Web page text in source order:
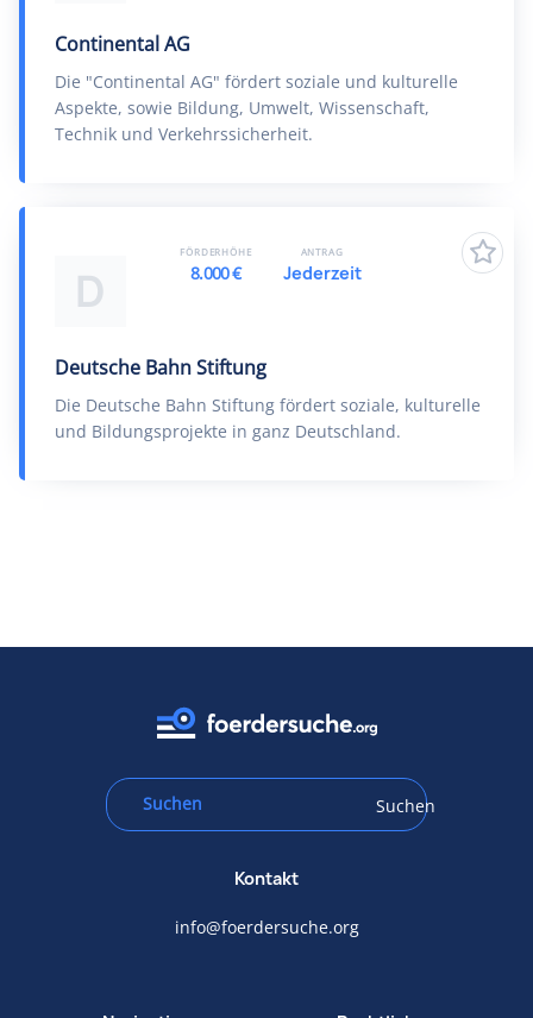
Continental AG
Die "Continental AG" fördert soziale und kulturelle
Aspekte, sowie Bildung, Umwelt, Wissenschaft,
Technik und Verkehrssicherheit.
D
Deutsche Bahn Stiftung
Die Deutsche Bahn Stiftung fördert soziale, kulturelle
und Bildungsprojekte in ganz Deutschland.
FÖRDERHÖHE
8.000 €
ANTRAG
Jederzeit
Suchen
Kontakt
info@foerdersuche.org